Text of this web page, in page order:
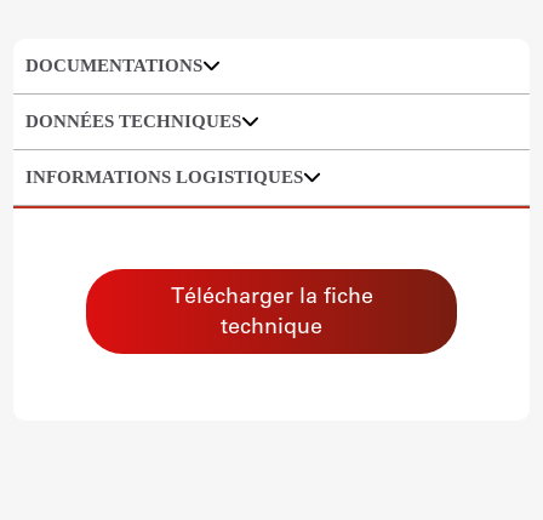
DOCUMENTATIONS
DONNÉES TECHNIQUES
INFORMATIONS LOGISTIQUES
Télécharger la fiche
technique